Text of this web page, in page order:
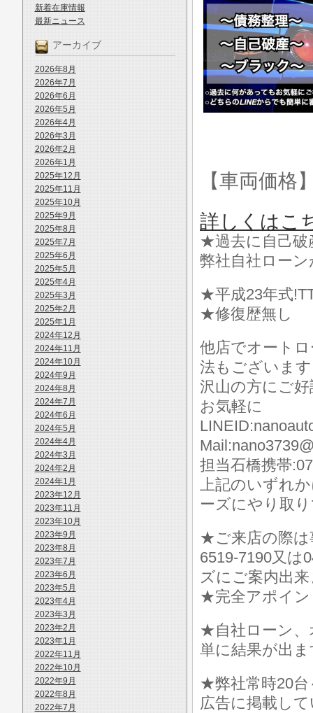
新着在庫情報
最新ニュース
アーカイブ
2026年8月
2026年7月
2026年6月
2026年5月
2026年4月
2026年3月
2026年2月
2026年1月
2025年12月
2025年11月
2025年10月
2025年9月
2025年8月
2025年7月
2025年6月
2025年5月
2025年4月
2025年3月
2025年2月
2025年1月
2024年12月
2024年11月
2024年10月
2024年9月
2024年8月
2024年7月
2024年6月
2024年5月
2024年4月
2024年3月
2024年2月
2024年1月
2023年12月
2023年11月
2023年10月
2023年9月
2023年8月
2023年7月
2023年6月
2023年5月
2023年4月
2023年3月
2023年2月
2023年1月
2022年11月
2022年10月
2022年9月
2022年8月
2022年7月
【車両価格
詳しくはこ
★過去に自己破
弊社自社ロー
★平成23年式
★修復歴無し
他店でオート
法もございま
沢山の方にご
お気軽に
担当石橋携帯
上記のいずれ
ーズにやり取
★ご来店の際は
6519-7190又は
ズにご案内出
★完全アポイ
★自社ローン、
単に結果が出
★弊社常時20台
広告に掲載し